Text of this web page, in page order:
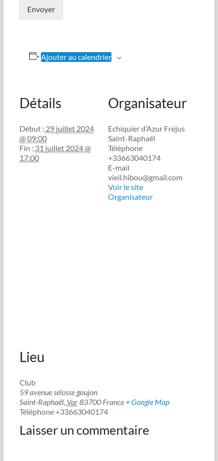
Envoyer
Ajouter au calendrier
Détails
Début : 29 juillet 2024
@ 09:00
Fin : 31 juillet 2024 @
17:00
Organisateur
Echiquier d’Azur Fréjus
Saint-Raphaël
Téléphone
+33663040174
E-mail
vieil.hibou@gmail.com
Voir le site
Organisateur
Lieu
Club
59 avenue sélosse goujon
Saint-Raphaël, Var83700 France + Google Map
Téléphone+33663040174
Laisser un commentaire